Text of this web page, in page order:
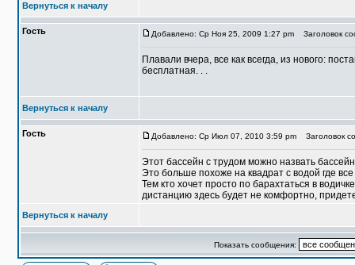
Вернуться к началу
Гость Добавлено: Ср Ноя 25, 2009 1:27 pm Заголовок
Плавали вчера, все как всегда, из нового:
бесплатная. . .
Вернуться к началу
Гость Добавлено: Ср Июл 07, 2010 3:59 pm Заголовок
Этот бассейн с трудом можно назвать
Это больше похоже на квадрат с водой где
Тем кто хочет просто по барахтаться в
дистанцию здесь будет не комфортно,
Вернуться к началу
Показать сообщения: